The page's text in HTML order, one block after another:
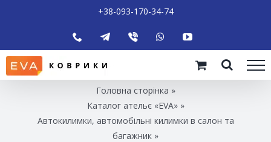
+38-093-170-34-74
Головна сторінка »
Каталог ательє «EVA»»
Автокилимки, автомобільні килимки в салон та
багажник »